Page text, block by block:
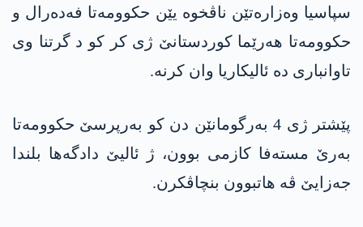
سپاسیا وەزارەتێن ناڤخوە یێن حکوومەتا فەدەرال و
حکوومەتا هەرێما کوردستانێ ژی کر کو د گرتنا وی
تاوانباری دە ئالیکاریا وان کرنە.
پێشتر ژی 4 بەرگومانێن دن کو بەرپرسێ حکوومەتا
بەرێ مستەفا کازمی بوون، ژ ئالیێ دادگەها بلندا
جەزایێ ڤە هاتبوون بنچاڤکرن.